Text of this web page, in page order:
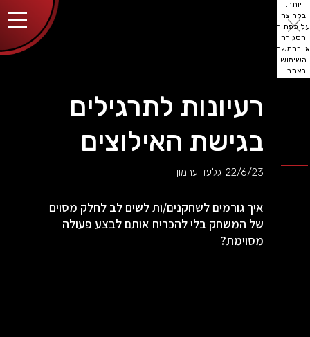
יותר.
בלחיצה
על כפתור
הסגירה
או בהמשך
השימוש
באתר –
רעיונות לתרגילים
בגישת האילוצים
22/6/23 גלעד ערמון
איך גורמים לשחקנים/ות לשים לב לחלק מסוים
של המשחק בלי להכריח אותם לבצע פעולה
מסוימת?